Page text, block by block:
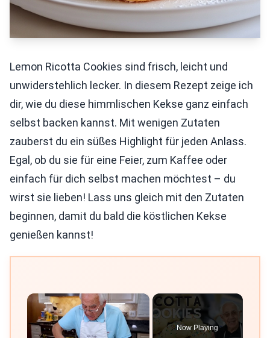
Lemon Ricotta Cookies sind frisch, leicht und
unwiderstehlich lecker. In diesem Rezept zeige ich
dir, wie du diese himmlischen Kekse ganz einfach
selbst backen kannst. Mit wenigen Zutaten
zauberst du ein süßes Highlight für jeden Anlass.
Egal, ob du sie für eine Feier, zum Kaffee oder
einfach für dich selbst machen möchtest – du
wirst sie lieben! Lass uns gleich mit den Zutaten
beginnen, damit du bald die köstlichen Kekse
genießen kannst!
×
Now Playing